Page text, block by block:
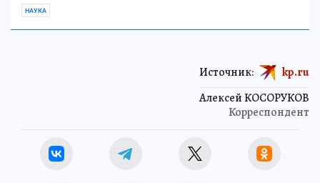
НАУКА
Алексей КОСОРУКОВ
Корреспондент
Источник: kp.ru